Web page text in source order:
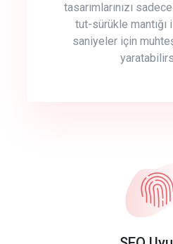
tasarımlarınızı
tut-sürükle
saniyeler için